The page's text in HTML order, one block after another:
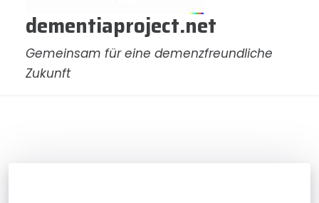
dementiaproject.net
Gemeinsam für eine demenzfreundliche
Zukunft